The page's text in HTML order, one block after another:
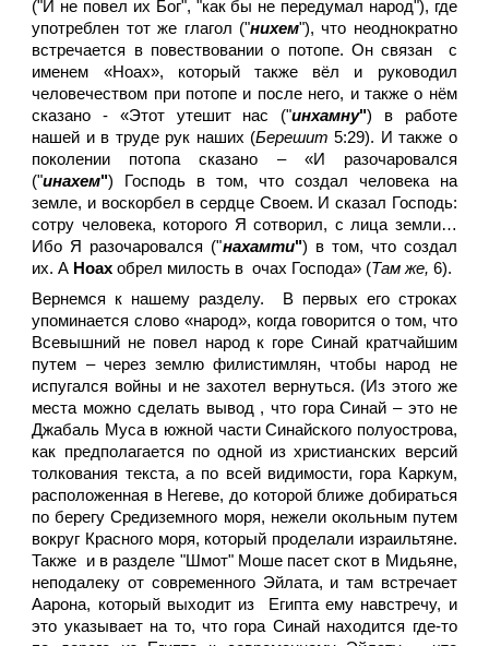
("И не повел их Бог", "как бы не передумал народ"), где
употреблен тот же глагол ("нихем"), что неоднократно
встречается в повествовании о потопе. Он связан с
именем «Ноах», который также вёл и руководил
человечеством при потопе и после него, и также о нём
сказано - «Этот утешит нас ("инхамну") в работе
нашей и в труде рук наших (Берешит 5:29). И также о
поколении потопа сказано – «И разочаровался
("инахем") Господь в том, что создал человека на
земле, и воскорбел в сердце Своем. И сказал Господь:
сотру человека, которого Я сотворил, с лица земли…
Ибо Я разочаровался ("нахамти") в том, что создал
их. А Ноах обрел милость в очах Господа» (Там же, 6).
Вернемся к нашему разделу. В первых его строках
упоминается слово «народ», когда говорится о том, что
Всевышний не повел народ к горе Синай кратчайшим
путем – через землю филистимлян, чтобы народ не
испугался войны и не захотел вернуться. (Из этого же
места можно сделать вывод , что гора Синай – это не
Джабаль Муса в южной части Синайского полуострова,
как предполагается по одной из христианских версий
толкования текста, а по всей видимости, гора Каркум,
расположенная в Негеве, до которой ближе добираться
по берегу Средиземного моря, нежели окольным путем
вокруг Красного моря, который проделали израильтяне.
Также и в разделе "Шмот" Моше пасет скот в Мидьяне,
неподалеку от современного Эйлата, и там встречает
Аарона, который выходит из Египта ему навстречу, и
это указывает на то, что гора Синай находится где-то